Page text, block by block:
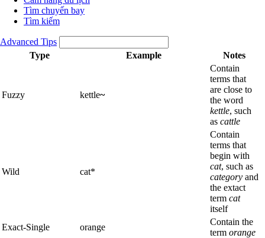
Tìm chuyến bay
Tìm kiếm
Advanced Tips
Type
Example Notes
Fuzzy kettle~
Contain
terms that
are close to
the word
kettle, such
as cattle
Wild cat*
Contain
terms that
begin with
cat, such as
category and
the extact
term cat
itself
Exact-Single
orange
Contain the
term orange